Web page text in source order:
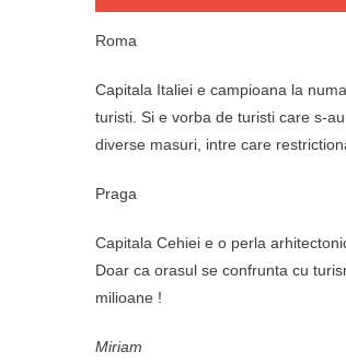
Roma
Capitala Italiei e campioana la
turisti. Si e vorba de turisti care s-
diverse masuri, intre care
Praga
Capitala Cehiei e o perla
Doar ca orasul se confrunta cu
milioane !
Miriam